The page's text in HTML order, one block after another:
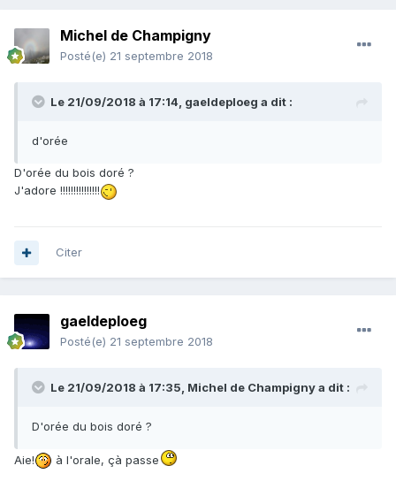
Michel de Champigny
Posté(e) 21 septembre 2018
Le 21/09/2018 à 17:14, gaeldeploeg a dit :
d'orée
D'orée du bois doré ?
J'adore !!!!!!!!!!!!!!!
Citer
gaeldeploeg
Posté(e) 21 septembre 2018
Le 21/09/2018 à 17:35, Michel de Champignya dit :
D'orée du bois doré ?
Aie! à l'orale, çà passe